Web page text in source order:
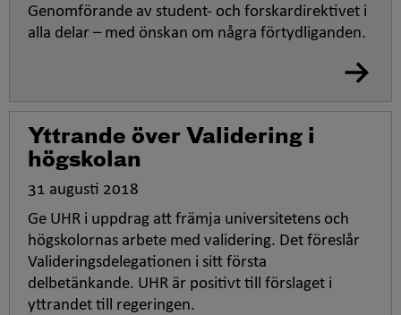
Genomförande av student- och forskardirektivet i
alla delar – med önskan om några förtydliganden.
Yttrande över Validering i
högskolan
31 augusti 2018
Ge UHR i uppdrag att främja universitetens och
högskolornas arbete med validering. Det föreslår
Valideringsdelegationen i sitt första
delbetänkande. UHR är positivt till förslaget i
yttrandet till regeringen.